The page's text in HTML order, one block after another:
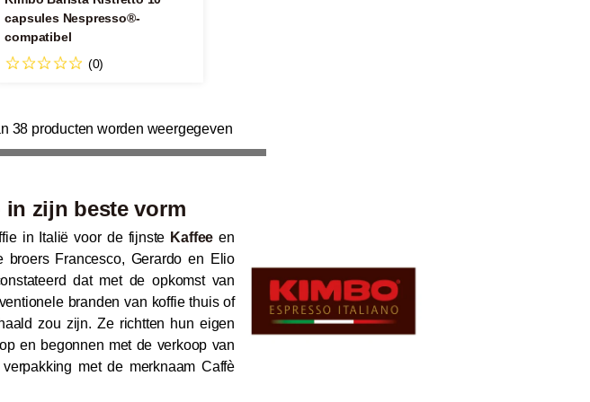
capsules Nespresso®-
compatibel
(0)
38 producten worden weergegeven
in zijn beste vorm
in Italië voor de fijnste Kaffee en
broers Francesco, Gerardo en Elio
dat met de opkomst van
branden van koffie thuis of
zou zijn. Ze richtten hun eigen
en begonnen met de verkoop van
met de merknaam Caffè